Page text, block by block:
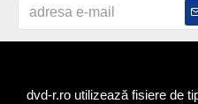
dvd-r.ro utilizează fisiere de